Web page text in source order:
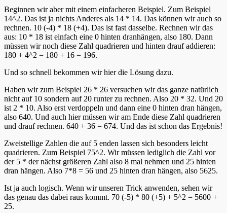
Beginnen wir aber mit einem einfacheren Beispiel. Zum Beispiel
14^2. Das ist ja nichts Anderes als 14 * 14. Das können wir auch so
rechnen. 10 (-4) * 18 (+4). Das ist fast dasselbe. Rechnen wir das
aus: 10 * 18 ist einfach eine 0 hinten dranhängen, also 180. Dann
müssen wir noch diese Zahl quadrieren und hinten drauf addieren:
180 + 4^2 = 180 + 16 = 196.
Und so schnell bekommen wir hier die Lösung dazu.
Haben wir zum Beispiel 26 * 26 versuchen wir das ganze natürlich
nicht auf 10 sondern auf 20 runter zu rechnen. Also 20 * 32. Und 20
ist 2 * 10. Also erst verdoppeln und dann eine 0 hinten dran hängen,
also 640. Und auch hier müssen wir am Ende diese Zahl quadrieren
und drauf rechnen. 640 + 36 = 674. Und das ist schon das Ergebnis!
Zweistellige Zahlen die auf 5 enden lassen sich besonders leicht
quadrieren. Zum Beispiel 75^2. Wir müssen lediglich die Zahl vor
der 5 * der nächst größeren Zahl also 8 mal nehmen und 25 hinten
dran hängen. Also 7*8 = 56 und 25 hinten dran hängen, also 5625.
Ist ja auch logisch. Wenn wir unseren Trick anwenden, sehen wir
das genau das dabei raus kommt. 70 (-5) * 80 (+5) + 5^2 = 5600 +
25.